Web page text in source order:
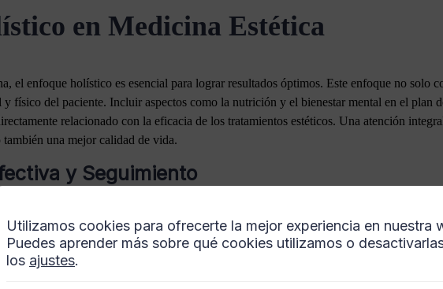
en Medicina Estética
el enfoque holístico es esencial para lograr resultados óptimos. Este enfoque no solo
físico del paciente. Incluir aspectos como la nutrición y el bienestar mental en el plan
relacionado con la eficacia de los tratamientos estéticos. Una atención
una mejor calidad de vida.
y Seguimiento
estético y el paciente es crucial para el éxito de cualquier tratamiento.
y mejora la satisfacción del paciente. Además, el seguimiento continuo es
sea necesario.
posteriores son esenciales para garantizar que los resultados del
ayuda a enfrentar cualquier problema de manera proactiva, garantizando así la
Utilizamos cookies para ofrecerte la mejor experiencia en nuestra
Puedes aprender más sobre qué cookies utilizamos o
los ajustes.